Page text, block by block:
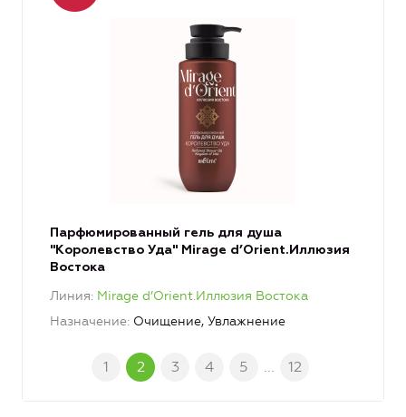
Парфюмированный гель для душа
"Королевство Уда" Mirage d’Orient.Иллюзия
Востока
Линия Mirage d’Orient.Иллюзия Востока
Назначение Очищение, Увлажнение
1 2 3 4 5 ... 12